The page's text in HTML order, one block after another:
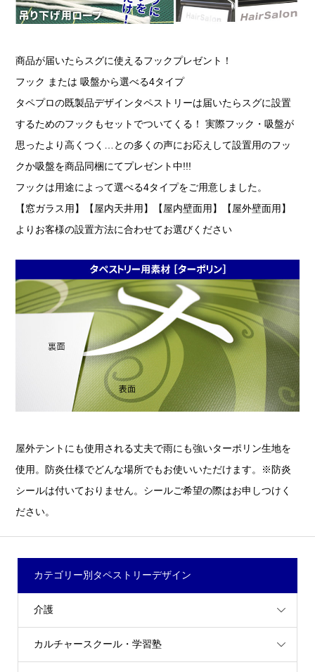
商品が届いたらスグに使えるフックプレゼント！
フック または 吸盤から選べる4タイプ
タペプロの既製品デザインタペストリーは届いたらスグに設置
するためのフックもセットでついてくる！ 実際フック・吸盤が
思ったより高くつく…との多くの声にお応えして設置用のフッ
クか吸盤を商品同梱にてプレゼント中!!!
フックは用途によって選べる4タイプをご用意しました。
【窓ガラス用】【屋内天井用】【屋内壁面用】【屋外壁面用】
よりお客様の設置方法に合わせてお選びください
屋外テントにも使用される丈夫で雨にも強いターポリン生地を
使用。防炎仕様でどんな場所でもお使いいただけます。※防炎
シールは付いておりません。シールご希望の際はお申しつけく
ださい。
カテゴリー別タペストリーデザイン
介護
カルチャースクール・学習塾